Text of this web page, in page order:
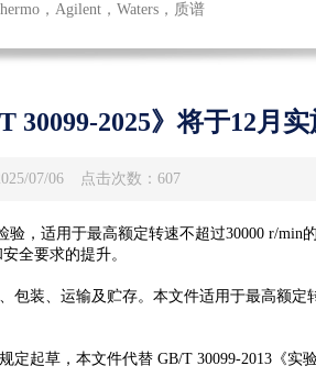
，Agilent ，Waters ， 质谱
30099-2025》将于12月实
07/06 点击次数：607
适用于最高额定转速不超过30000 r/min
全要求的提升。
、运输及贮存。本文件适用于最高额定
草，本文件代替 GB/T 30099-2013《实